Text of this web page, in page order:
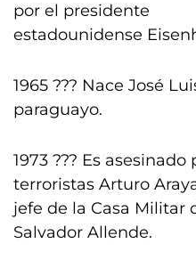
por el presidente
estadounidense
1965 ??? Nace José
paraguayo.
1973 ??? Es
terroristas Arturo
jefe de la Casa Militar
Salvador Allende.